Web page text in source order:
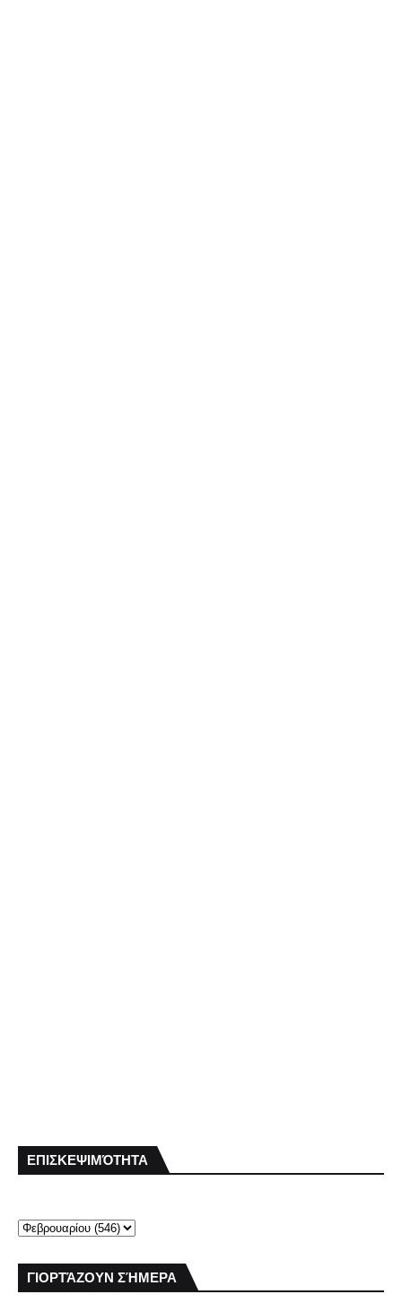
ΕΠΙΣΚΕΨΙΜΌΤΗΤΑ
ΓΙΟΡΤΆΖΟΥΝ ΣΉΜΕΡΑ